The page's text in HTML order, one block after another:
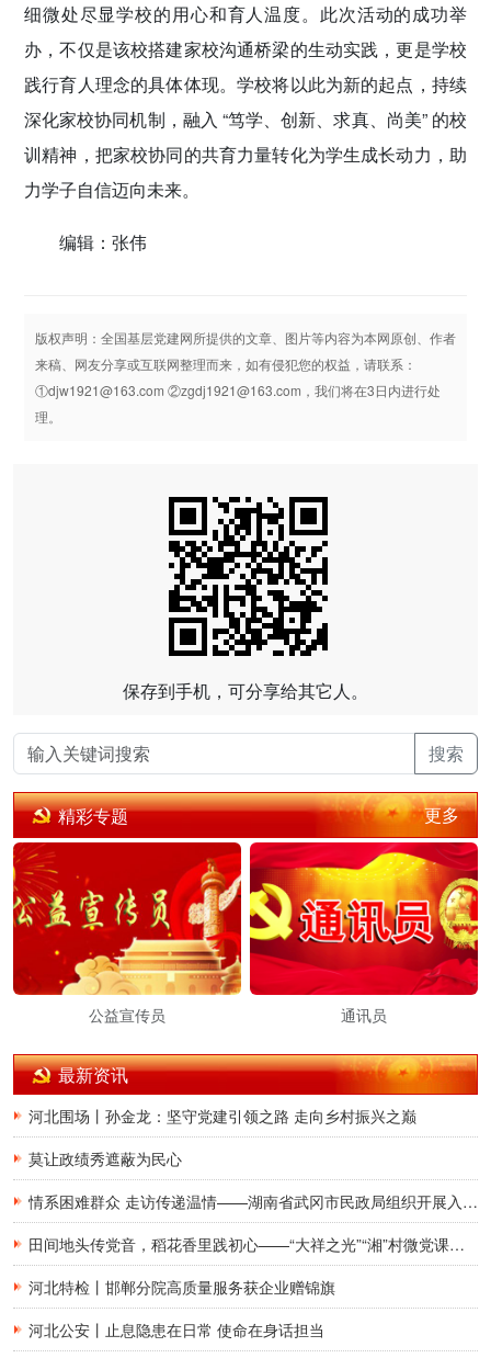
细微处尽显学校的用心和育人温度。此次活动的成功举
办，不仅是该校搭建家校沟通桥梁的生动实践，更是学校
践行育人理念的具体体现。学校将以此为新的起点，持续
深化家校协同机制，融入 “笃学、创新、求真、尚美” 的校
训精神，把家校协同的共育力量转化为学生成长动力，助
力学子自信迈向未来。
编辑：张伟
版权声明：全国基层党建网所提供的文章、图片等内容为本网原创、作者
来稿、网友分享或互联网整理而来，如有侵犯您的权益，请联系：
①djw1921@163.com ②zgdj1921@163.com，我们将在3日内进行处
理。
保存到手机，可分享给其它人。
搜索
精彩专题 更多
公益宣传员 通讯员
最新资讯
河北围场丨孙金龙：坚守党建引领之路 走向乡村振兴之巅
莫让政绩秀遮蔽为民心
情系困难群众 走访传递温情——湖南省武冈市民政局组织开展入户走访慰问活动
田间地头传党音，稻花香里践初心——“大祥之光”“湘”村微党课宣讲团走进湖南省邵阳市大祥区罗市镇和平村
河北特检丨邯郸分院高质量服务获企业赠锦旗
河北公安丨止息隐患在日常 使命在身话担当